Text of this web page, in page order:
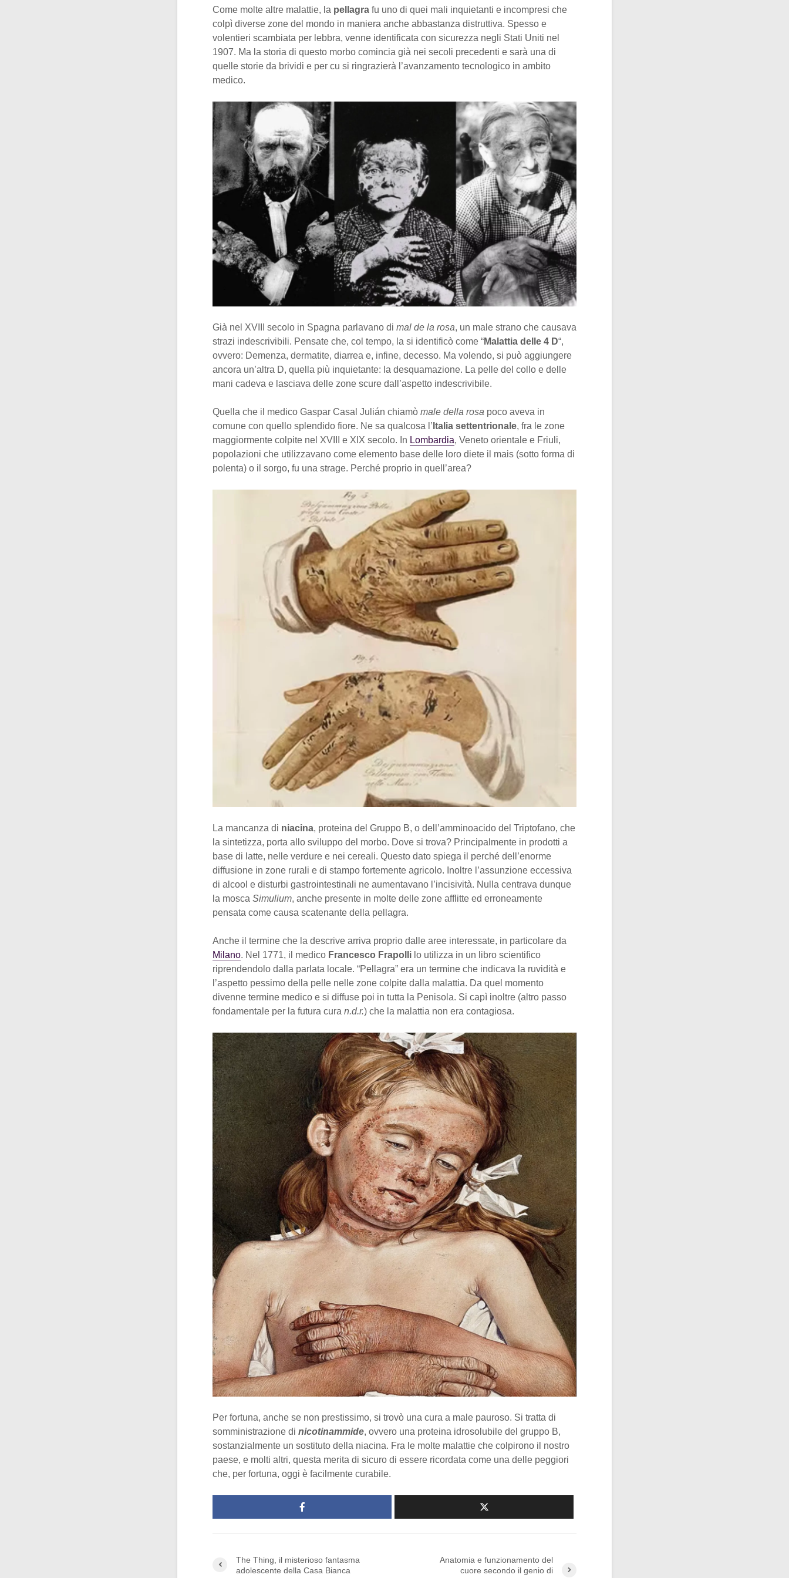
Come molte altre malattie, la pellagra fu uno di quei mali inquietanti e incompresi che
colpì diverse zone del mondo in maniera anche abbastanza distruttiva. Spesso e
volentieri scambiata per lebbra, venne identificata con sicurezza negli Stati Uniti nel
1907. Ma la storia di questo morbo comincia già nei secoli precedenti e sarà una di
quelle storie da brividi e per cu si ringrazierà l’avanzamento tecnologico in ambito
medico.
Già nel XVIII secolo in Spagna parlavano di mal de la rosa, un male strano che causava
strazi indescrivibili. Pensate che, col tempo, la si identificò come “Malattia delle 4 D“,
ovvero: Demenza, dermatite, diarrea e, infine, decesso. Ma volendo, si può aggiungere
ancora un’altra D, quella più inquietante: la desquamazione. La pelle del collo e delle
mani cadeva e lasciava delle zone scure dall’aspetto indescrivibile.
Quella che il medico Gaspar Casal Julián chiamò male della rosa poco aveva in
comune con quello splendido fiore. Ne sa qualcosa l’ Italia settentrionale, fra le zone
maggiormente colpite nel XVIII e XIX secolo. In Lombardia, Veneto orientale e Friuli,
popolazioni che utilizzavano come elemento base delle loro diete il mais (sotto forma di
polenta) o il sorgo, fu una strage. Perché proprio in quell’area?
La mancanza di niacina, proteina del Gruppo B, o dell’amminoacido del Triptofano, che
la sintetizza, porta allo sviluppo del morbo. Dove si trova? Principalmente in prodotti a
base di latte, nelle verdure e nei cereali. Questo dato spiega il perché dell’enorme
diffusione in zone rurali e di stampo fortemente agricolo. Inoltre l’assunzione eccessiva
di alcool e disturbi gastrointestinali ne aumentavano l’incisività. Nulla centrava dunque
la mosca Simulium, anche presente in molte delle zone afflitte ed erroneamente
pensata come causa scatenante della pellagra.
Anche il termine che la descrive arriva proprio dalle aree interessate, in particolare da
Milano. Nel 1771, il medico Francesco Frapolli lo utilizza in un libro scientifico
riprendendolo dalla parlata locale. “Pellagra” era un termine che indicava la ruvidità e
l’aspetto pessimo della pelle nelle zone colpite dalla malattia. Da quel momento
divenne termine medico e si diffuse poi in tutta la Penisola. Si capì inoltre (altro passo
fondamentale per la futura cura n.d.r.) che la malattia non era contagiosa.
Per fortuna, anche se non prestissimo, si trovò una cura a male pauroso. Si tratta di
somministrazione di nicotinammide, ovvero una proteina idrosolubile del gruppo B,
sostanzialmente un sostituto della niacina. Fra le molte malattie che colpirono il nostro
paese, e molti altri, questa merita di sicuro di essere ricordata come una delle peggiori
che, per fortuna, oggi è facilmente curabile.
The Thing, il misterioso fantasma
adolescente della Casa Bianca
Anatomia e funzionamento del
cuore secondo il genio di